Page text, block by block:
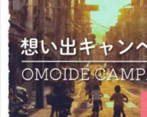
MPC 1/16 CHARGER STREETMACHINE
レベル 1/16 Mickey Thompson’s Grand Am
Car
レベル 1/16 JUNGLE JIM 0730
レベル 1/16 HAWAIIAN 85-0788
アキュレイト 1/24 CORVETTE GRAND SPORT
5001